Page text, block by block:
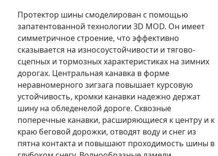
Протектор шины смоделирован с помощью
запатентованной технологии 3D MOD. Он имеет
симметричное строение, что эффективно
сказывается на износоустойчивости и тягово-
сцепных и тормозных характеристиках на зимних
дорогах. Центральная канавка в форме
неравномерного зигзага повышает курсовую
устойчивость, кромки канавки надежно держат
шину на обледенелой дороге. Сквозные
поперечные канавки, расширяющиеся к центру и к
краю беговой дорожки, отводят воду и снег из
пятна контакта и повышают проходимость шины в